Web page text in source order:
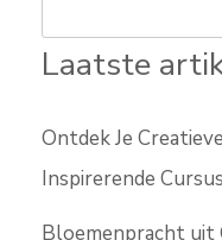
Laatste
Ontdek Je
Inspirerende
Bloemenpracht uit